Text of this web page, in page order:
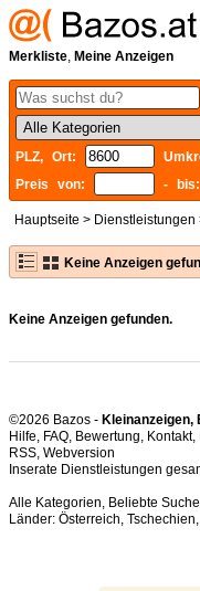
Merkliste, Meine Anzeigen
PLZ, Ort:
Preis von:
- bis:
Hauptseite > Dienstleistungen
Keine Anzeigen
Keine Anzeigen gefunden.
©2026 Bazos - Kleinanzeigen,
Hilfe, FAQ, Bewertung, Kontakt,
RSS,
Inserate Dienstleistungen
Alle Kategorien, Beliebte
Länder: Österreich, Tschechien,